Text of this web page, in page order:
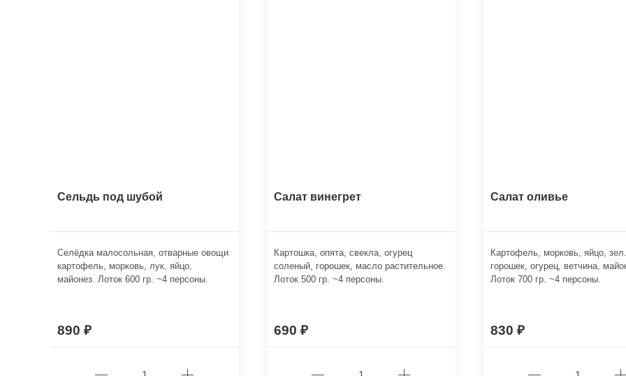
Сельдь под шубой
Селёдка малосольная, отварные овощи
картофель, морковь, лук, яйцо,
майонез. Лоток 600 гр. ~4 персоны.
890
Салат винегрет
Картошка, опята, свекла, огурец
соленый, горошек, масло растительное.
Лоток 500 гр. ~4 персоны.
690
Салат оливье
Картофель, морковь, яйцо, зел.
горошек, огурец, ветчина,
Лоток 700 гр. ~4 персоны.
830